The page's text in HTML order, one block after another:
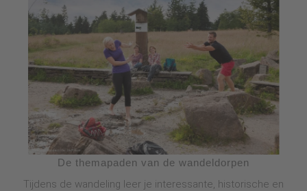
De themapaden van de wandeldorpen
Tijdens de wandeling leer je interessante, historische en